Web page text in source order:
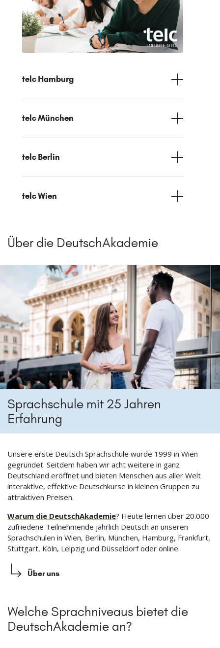
telc Hamburg
telc München
telc Berlin
telc Wien
Über die DeutschAkademie
Sprachschule mit 25 Jahren
Erfahrung
Unsere erste Deutsch Sprachschule wurde 1999 in Wien
gegründet. Seitdem haben wir acht weitere in ganz
Deutschland eröffnet und bieten Menschen aus aller Welt
interaktive, effektive Deutschkurse in kleinen Gruppen zu
attraktiven Preisen.
Warum die DeutschAkademie? Heute lernen über 20.000
zufriedene Teilnehmende jährlich Deutsch an unseren
Sprachschulen in Wien, Berlin, München, Hamburg, Frankfurt,
Stuttgart, Köln, Leipzig und Düsseldorf oder online.
Über uns
Welche Sprachniveaus bietet die
DeutschAkademie an?